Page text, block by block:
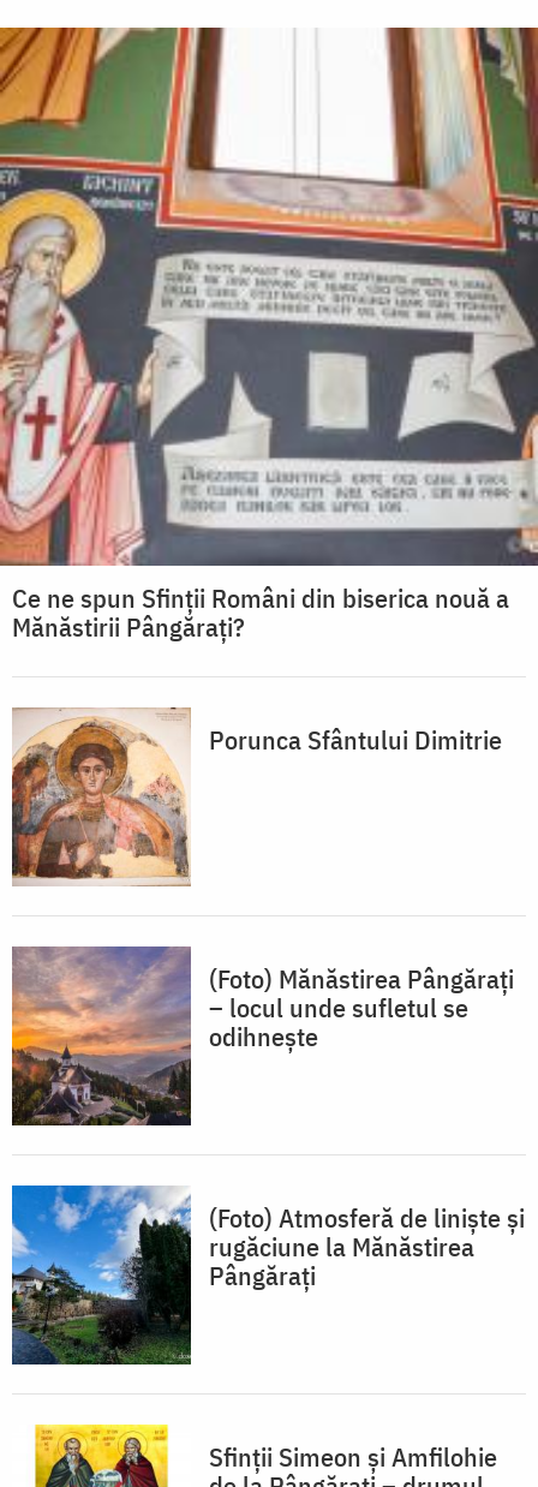
Ce ne spun Sfinții Români din biserica nouă a
Mănăstirii Pângărați?
Porunca Sfântului Dimitrie
(Foto) Mănăstirea Pângărați
– locul unde sufletul se
odihnește
(Foto) Atmosferă de liniște și
rugăciune la Mănăstirea
Pângărați
Sfinții Simeon și Amfilohie